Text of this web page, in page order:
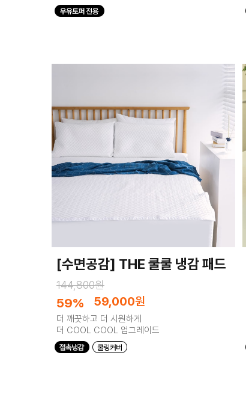
[수면공감] THE 쿨쿨 냉감 패드
144,800원
59% 59,000원
더 깨끗하고 더 시원하게
더 COOL COOL 업그레이드